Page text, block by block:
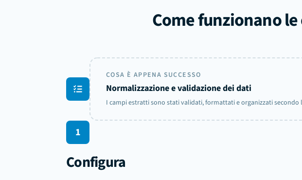
Come funzionano
COSA È APPENA SUCCESSO
Normalizzazione e validazione dei dati
I campi estratti sono stati validati, formattati e organizzati
1
Configura